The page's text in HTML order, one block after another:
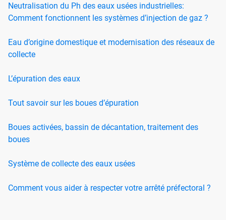
Neutralisation du Ph des eaux usées industrielles:
Comment fonctionnent les systèmes d’injection de gaz ?
Eau d’origine domestique et modernisation des réseaux de
collecte
L’épuration des eaux
Tout savoir sur les boues d’épuration
Boues activées, bassin de décantation, traitement des
boues
Système de collecte des eaux usées
Comment vous aider à respecter votre arrêté préfectoral ?